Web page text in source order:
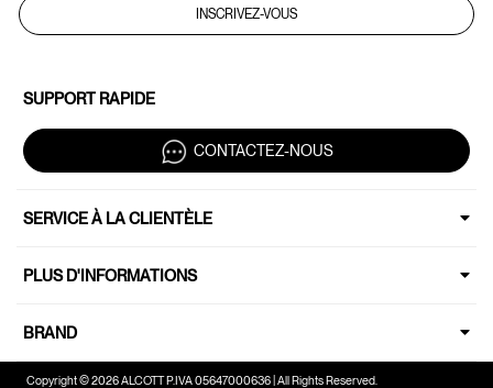
INSCRIVEZ-VOUS
SUPPORT RAPIDE
CONTACTEZ-NOUS
SERVICE À LA CLIENTÈLE
PLUS D'INFORMATIONS
BRAND
Copyright © 2026 ALCOTT P.IVA 05647000636 | All Rights Reserved.